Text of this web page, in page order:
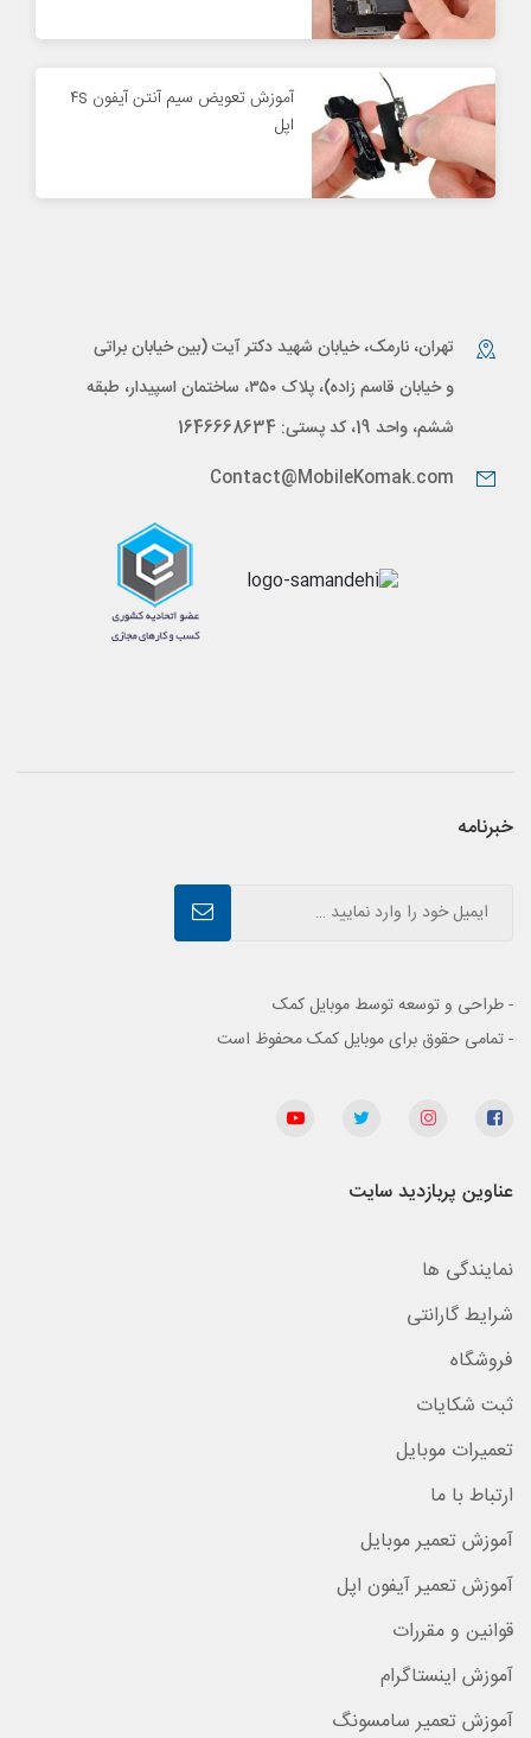
آموزش تعویض سیم آنتن آیفون ۴s
اپل
تهران، نارمک، خیابان شهید دکتر آیت (بین خیابان براتی
و خیابان قاسم زاده)، پلاک ۳۵۰، ساختمان اسپیدار، طبقه
ششم، واحد 19، کد پستی: 1646668634
Contact@MobileKomak.com
خبرنامه
- طراحی و توسعه توسط موبایل کمک
- تمامی حقوق برای موبایل کمک محفوظ است
عناوین پربازدید سایت
نمایندگی ها
شرایط گارانتی
فروشگاه
ثبت شکایات
تعمیرات موبایل
ارتباط با ما
آموزش تعمیر موبایل
آموزش تعمیر آیفون اپل
قوانین و مقررات
آموزش اینستاگرام
آموزش تعمیر سامسونگ